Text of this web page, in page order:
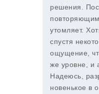
решения.
утомляет.
спустя
ощущение,
же уровне, и
Надеюсь,
новенькое в